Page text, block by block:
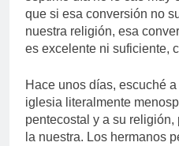
que si esa conversión no
nuestra religión, esa
es excelente ni suficiente,
Hace unos días, escuché
iglesia literalmente
pentecostal y a su
la nuestra. Los hermanos